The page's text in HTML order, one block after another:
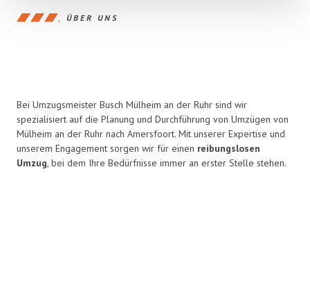
ÜBER UNS
Bei Umzugsmeister Busch Mülheim an der Ruhr sind wir
spezialisiert auf die Planung und Durchführung von Umzügen von
Mülheim an der Ruhr nach Amersfoort. Mit unserer Expertise und
unserem Engagement sorgen wir für einen reibungslosen
Umzug, bei dem Ihre Bedürfnisse immer an erster Stelle stehen.